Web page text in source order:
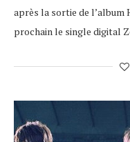
après la sortie de l’album
prochain le single digital